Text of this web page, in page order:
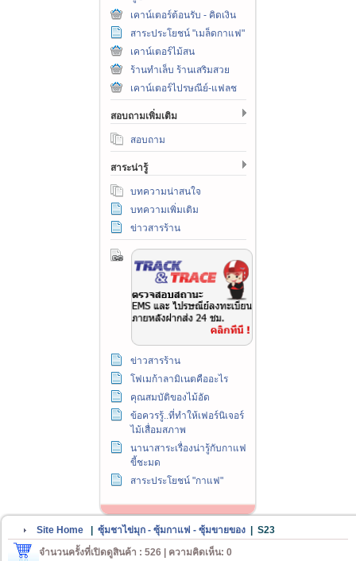
เคาน์เตอร์ต้อนรับ - คิดเงิน
สาระประโยชน์ "เมล็ดกาแฟ"
เคาน์เตอร์ไม้สน
ร้านทำเล็บ ร้านเสริมสวย
เคาน์เตอร์ไปรษณีย์-แฟลช
สอบถามเพิ่มเติม
สอบถาม
สาระน่ารู้
บทความน่าสนใจ
บทความเพิ่มเติม
ข่าวสารร้าน
ข่าวสารร้าน
โฟเมก้าลามิเนตคืออะไร
คุณสมบัติของไม้อัด
ข้อควรรู้..ที่ทำให้เฟอร์นิเจอร์
ไม้เสื่อมสภาพ
นานาสาระเรื่องน่ารู้กับกาแฟ
ขี้ชะมด
สาระประโยชน์ "กาแฟ"
Site Home ซุ้มชาไข่มุก - ซุ้มกาแฟ - ซุ้มขายของ
S23
จำนวนครั้งที่เปิดดูสินค้า : 526 | ความคิดเห็น: 0